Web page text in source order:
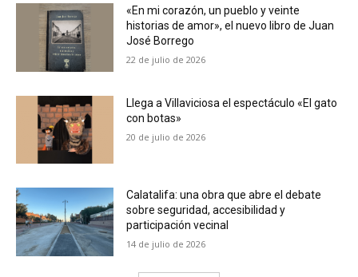
«En mi corazón, un pueblo y veinte
historias de amor», el nuevo libro de Juan
José Borrego
22 de julio de 2026
Llega a Villaviciosa el espectáculo «El gato
con botas»
20 de julio de 2026
Calatalifa: una obra que abre el debate
sobre seguridad, accesibilidad y
participación vecinal
14 de julio de 2026